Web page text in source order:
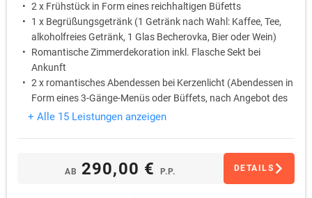
2 x Frühstück in Form eines reichhaltigen Büfetts
1 x Begrüßungsgetränk (1 Getränk nach Wahl: Kaffee, Tee,
alkoholfreies Getränk, 1 Glas Becherovka, Bier oder Wein)
Romantische Zimmerdekoration inkl. Flasche Sekt bei
Ankunft
2 x romantisches Abendessen bei Kerzenlicht (Abendessen in
Form eines 3-Gänge-Menüs oder Büffets, nach Angebot des
Chefkochs) inkl. Flasche Hauswein (eine Flasche pro Paar)
+ Alle 15 Leistungen anzeigen
AB 290,00 € P.P. DETAILS